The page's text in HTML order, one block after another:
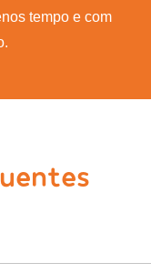
tempo e com